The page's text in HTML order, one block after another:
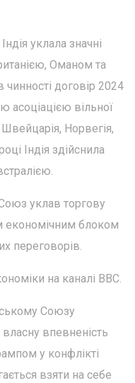
уклала значні
Оманом та
договір 2024
асоціацією вільної
Швейцарія, Норвегія,
Індія здійснила
уклав торгову
економічним блоком
переговорів.
на каналі BBC.
Союзу
впевненість
у конфлікті
взяти на себе